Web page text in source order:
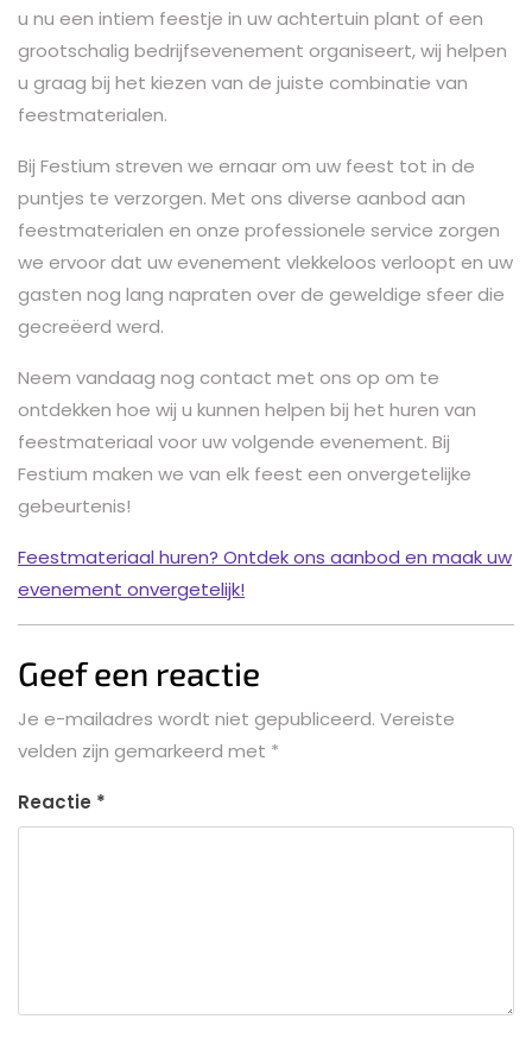
u nu een intiem feestje in uw achtertuin plant of een
grootschalig bedrijfsevenement organiseert, wij helpen
u graag bij het kiezen van de juiste combinatie van
feestmaterialen.
Bij Festium streven we ernaar om uw feest tot in de
puntjes te verzorgen. Met ons diverse aanbod aan
feestmaterialen en onze professionele service zorgen
we ervoor dat uw evenement vlekkeloos verloopt en uw
gasten nog lang napraten over de geweldige sfeer die
gecreëerd werd.
Neem vandaag nog contact met ons op om te
ontdekken hoe wij u kunnen helpen bij het huren van
feestmateriaal voor uw volgende evenement. Bij
Festium maken we van elk feest een onvergetelijke
gebeurtenis!
Feestmateriaal huren? Ontdek ons aanbod en maak uw
evenement onvergetelijk!
Geef een reactie
Je e-mailadres wordt niet gepubliceerd. Vereiste
velden zijn gemarkeerd met *
Reactie *